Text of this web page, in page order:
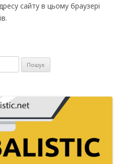
сайту в цьому браузері